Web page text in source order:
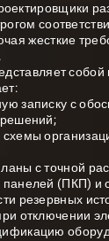
жесткие
записку с
решений;
схемы
с точной
панелей (ПКП) и
резервных
отключении